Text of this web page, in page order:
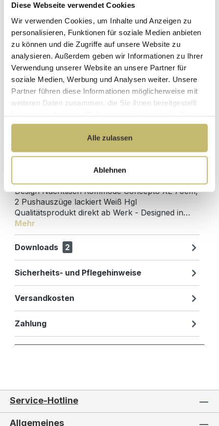
Diese Webseite verwendet Cookies
Wir verwenden Cookies, um Inhalte und Anzeigen zu
personalisieren, Funktionen für soziale Medien anbieten
zu können und die Zugriffe auf unsere Website zu
analysieren. Außerdem geben wir Informationen zu Ihrer
Verwendung unserer Website an unsere Partner für
soziale Medien, Werbung und Analysen weiter. Unsere
Partner führen diese Informationen möglicherweise mit
weiteren Daten zusammen, die Sie ihnen bereitgestellt
gesammelt haben.
Alle zulassen
Ablehnen
Hochwertige
Materialien
Herstellerpreis
ohne
Zwischenhändler
Kundenbetreuung
mit bester
Bewertung
Gut verpackt für
beschädigungsfreie
Lieferung
Designed in
Germany
1 Monat risikofreies
Rückgaberecht
Produktdetails
Design Nachttisch Kommode Concepto XL 70cm,
2 Pushauszüge lackiert Weiß Hgl
Qualitätsprodukt direkt ab Werk - Designed in…
Mehr
Downloads 2
Sicherheits- und Pflegehinweise
Versandkosten
Zahlung
Service-Hotline
Allgemeines